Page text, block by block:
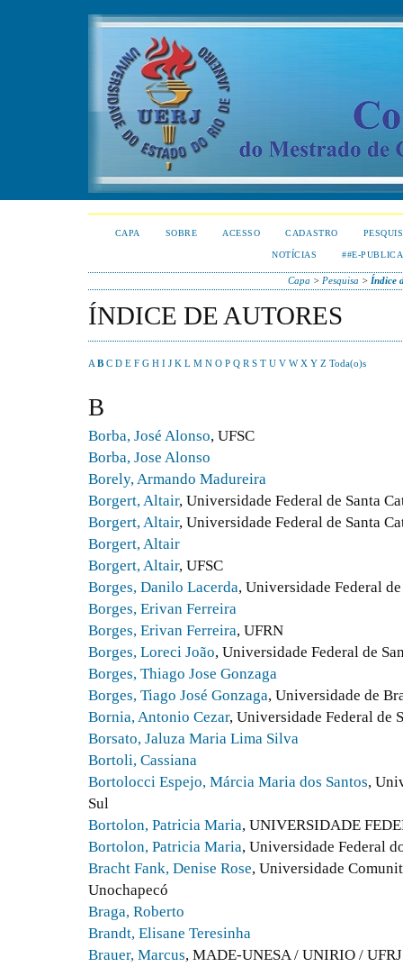
CAPA SOBRE ACESSO CADASTRO
NOTÍCIAS ##E-
Capa > Pesquisa > Índice
ÍNDICE DE AUTORES
A B C D E F G H I J K L M N O P Q R S T U V W X Y Z Toda(o)s
B
Borba, José Alonso, UFSC
Borba, Jose Alonso
Borely, Armando Madureira
Borgert, Altair, Universidade Federal de Santa
Borgert, Altair, Universidade Federal de Santa
Borgert, Altair
Borgert, Altair, UFSC
Borges, Danilo Lacerda, Universidade Federal
Borges, Erivan Ferreira
Borges, Erivan Ferreira, UFRN
Borges, Loreci João, Universidade Federal de
Borges, Thiago Jose Gonzaga
Borges, Tiago José Gonzaga, Universidade de
Bornia, Antonio Cezar, Universidade Federal de
Borsato, Jaluza Maria Lima Silva
Bortoli, Cassiana
Bortolocci Espejo, Márcia Maria dos Santos,
Sul
Bortolon, Patricia Maria, UNIVERSIDADE
Bortolon, Patricia Maria, Universidade Federal
Bracht Fank, Denise Rose, Universidade
Unochapecó
Braga, Roberto
Brandt, Elisane Teresinha
Brauer, Marcus, MADE-UNESA / UNIRIO / UFRJ